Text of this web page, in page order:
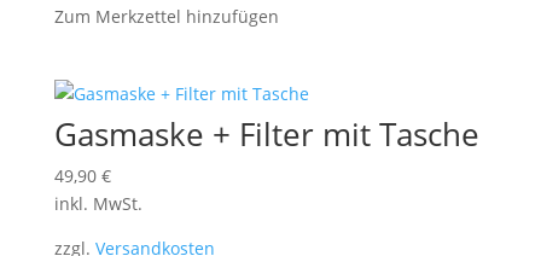
Zum Merkzettel hinzufügen
Gasmaske + Filter mit Tasche
49,90 €
inkl. MwSt.
zzgl. Versandkosten